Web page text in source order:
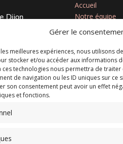
Gérer le
meilleures expériences, nous utilisons
stocker et/ou accéder aux informations
ces technologies nous permettra de
de navigation ou les ID uniques sur ce
son consentement peut avoir un effet
et fonctions.
Dijon
Accueil
Notre équipe
Les Formations
Nos
Inscriptions
